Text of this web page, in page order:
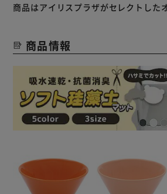
商品はアイリスプラザがセレクトした
商品情報